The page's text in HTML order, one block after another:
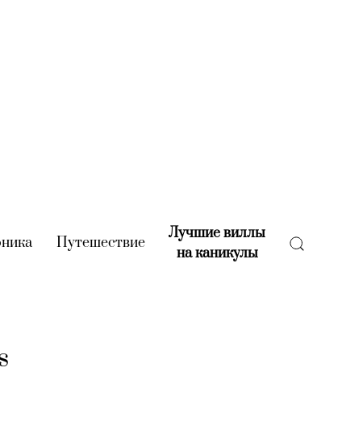
(current)
Путешествие(current)
Лучшие виллы
на каникулы(current)